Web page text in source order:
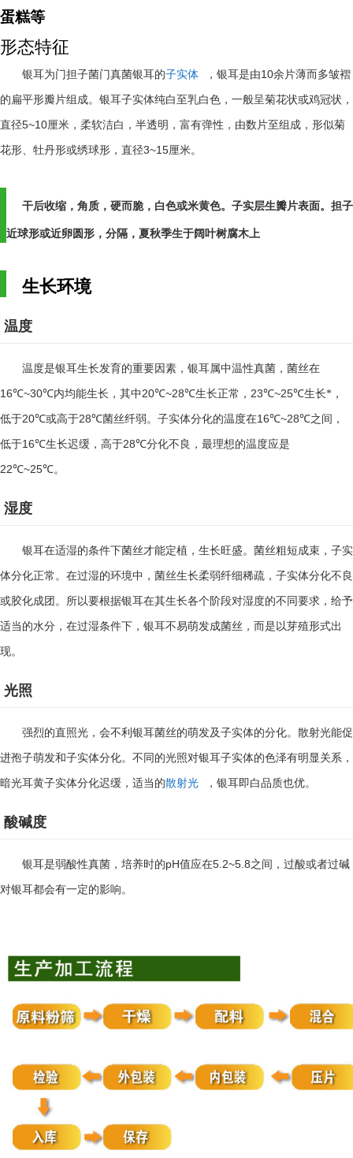
蛋糕等
形态特征
银耳为门担子菌门真菌银耳的子实体 ，银耳是由10余片薄而多皱褶
的扁平形瓣片组成。银耳子实体纯白至乳白色，一般呈菊花状或鸡冠状，
直径5~10厘米，柔软洁白，半透明，富有弹性，由数片至组成，形似菊
花形、牡丹形或绣球形，直径3~15厘米。
干后收缩，角质，硬而脆，白色或米黄色。子实层生瓣片表面。担子
近球形或近卵圆形，分隔，夏秋季生于阔叶树腐木上
生长环境
温度
温度是银耳生长发育的重要因素，银耳属中温性真菌，菌丝在
16℃~30℃内均能生长，其中 20℃~28℃生长正常， 23℃~25℃生长*，
低于20℃或高于28℃菌丝纤弱。子实体分化的温度在16℃~28℃之间，
低于16℃生长迟缓，高于28℃分化不良，最理想的温度应是
22℃~25℃。
湿度
银耳在适湿的条件下菌丝才能定植，生长旺盛。菌丝粗短成束，子实
体分化正常。在过湿的环境中，菌丝生长柔弱纤细稀疏，子实体分化不良
或胶化成团。所以要根据银耳在其生长各个阶段对湿度的不同要求，给予
适当的水分，在过湿条件下，银耳不易萌发成菌丝，而是以芽殖形式出
现。
光照
强烈的直照光，会不利银耳菌丝的萌发及子实体的分化。散射光能促
进孢子萌发和子实体分化。不同的光照对银耳子实体的色泽有明显关系，
暗光耳黄子实体分化迟缓，适当的散射光 ，银耳即白品质也优。
酸碱度
银耳是弱酸性真菌，培养时的pH值应在5.2~5.8之间，过酸或者过碱
对银耳都会有一定的影响。